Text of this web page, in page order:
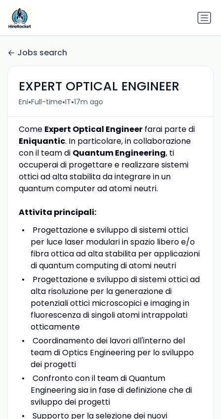
Jobs search
EXPERT OPTICAL ENGINEER
Eni•Full-time•IT•17m ago
Come Expert Optical Engineerfarai parte di
Eniquantic. In particolare, in collaborazione
con il team di Quantum Engineering, ti
occuperai di progettare e realizzare sistemi
ottici ad alta stabilita da integrare in un
quantum computer ad atomi neutri.
Attivita principali:
Progettazione e sviluppo di sistemi ottici
per luce laser modulari in spazio libero e/o
fibra ottica ad alta stabilita per applicazioni
di quantum computing di atomi neutri
Progettazione e sviluppo di sistemi ottici ad
alta risoluzione per la generazione di
potenziali ottici microscopici e imaging in
fluorescenza di singoli atomi intrappolati
otticamente
Coordinamento dei lavori all'interno del
team di Optics Engineering per lo sviluppo
dei progetti
Confronto con il team di Quantum
Engineering sia in fase di definizione che di
sviluppo dei progetti
Supporto per la selezione dei nuovi